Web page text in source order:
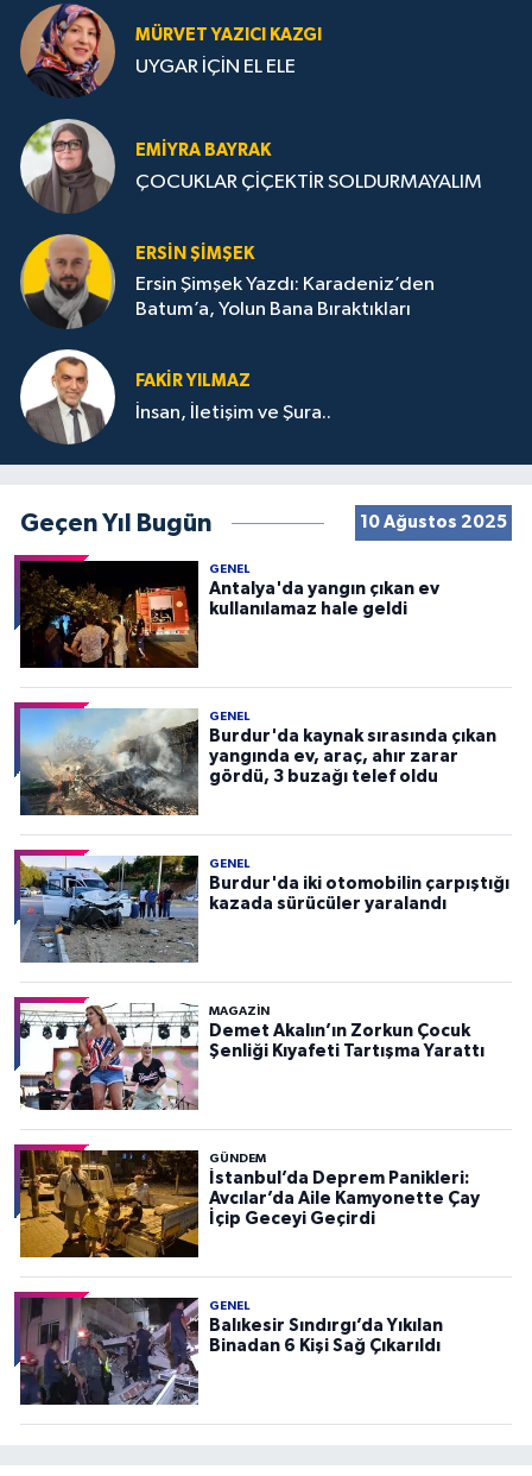
MÜRVET YAZICI KAZGI
UYGAR İÇİN EL ELE
EMIYRA BAYRAK
ÇOCUKLAR ÇİÇEKTİR SOLDURMAYALIM
ERSIN ŞIMŞEK
Ersin Şimşek Yazdı: Karadeniz’den
Batum’a, Yolun Bana Bıraktıkları
FAKIR YILMAZ
İnsan, İletişim ve Şura..
Geçen Yıl Bugün 10 Ağustos 2025
GENEL
Antalya'da yangın çıkan ev
kullanılamaz hale geldi
GENEL
Burdur'da kaynak sırasında çıkan
yangında ev, araç, ahır zarar
gördü, 3 buzağı telef oldu
GENEL
Burdur'da iki otomobilin çarpıştığı
kazada sürücüler yaralandı
MAGAZİN
Demet Akalın’ın Zorkun Çocuk
Şenliği Kıyafeti Tartışma Yarattı
GÜNDEM
İstanbul’da Deprem Panikleri:
Avcılar’da Aile Kamyonette Çay
İçip Geceyi Geçirdi
GENEL
Balıkesir Sındırgı’da Yıkılan
Binadan 6 Kişi Sağ Çıkarıldı